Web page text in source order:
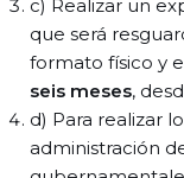
c) Realizar un
que será
formato físico y
seis meses,
d) Para realizar
administración